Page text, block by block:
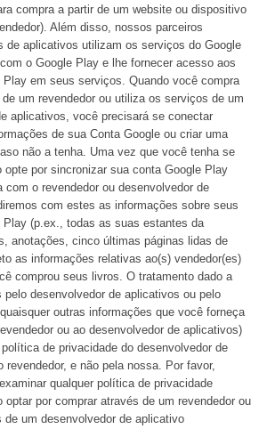
compra a partir de um website ou dispositivo
Além disso, nossos parceiros
de aplicativos utilizam os serviços do Google
o Google Play e lhe fornecer acesso aos
Play em seus serviços. Quando você compra
um revendedor ou utiliza os serviços de um
aplicativos, você precisará se conectar
de sua Conta Google ou criar uma
não a tenha. Uma vez que você tenha se
opte por sincronizar sua conta Google Play
com o revendedor ou desenvolvedor de
com estes as informações sobre seus
Play (p.ex., todas as suas estantes da
anotações, cinco últimas páginas lidas de
as informações relativas ao(s) vendedor(es)
comprou seus livros. O tratamento dado a
pelo desenvolvedor de aplicativos ou pelo
outras informações que você forneça
ou ao desenvolvedor de aplicativos)
de privacidade do desenvolvedor de
revendedor, e não pela nossa. Por favor,
qualquer política de privacidade
optar por comprar através de um revendedor ou
de um desenvolvedor de aplicativo